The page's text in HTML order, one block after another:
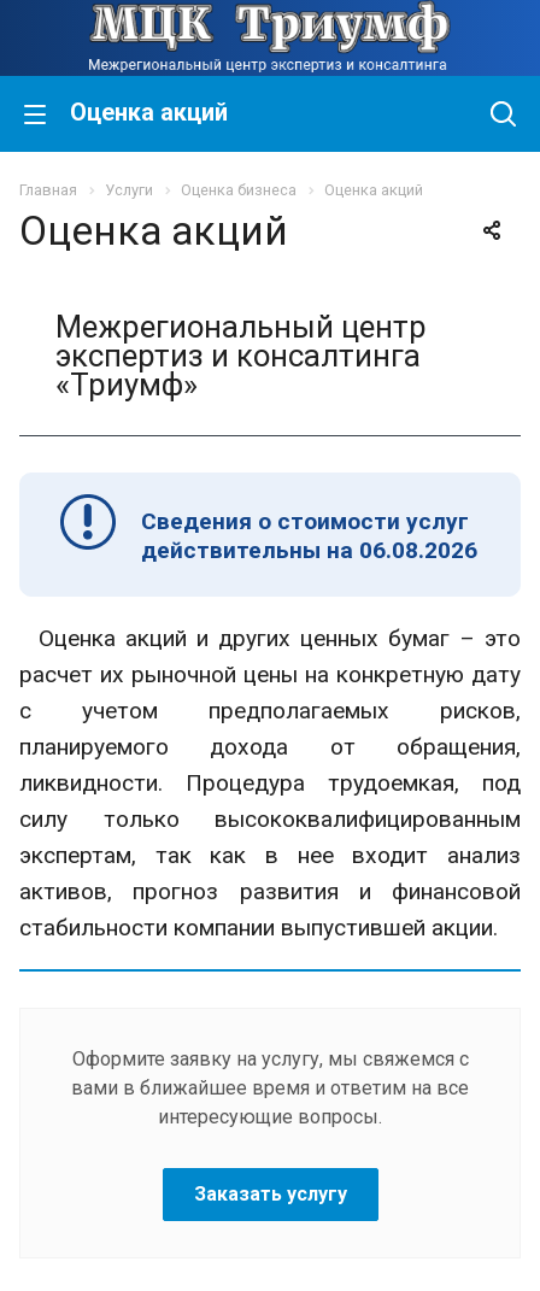
Оценка акций
Главная Услуги Оценка бизнеса Оценка акций
Оценка акций
Межрегиональный центр
экспертиз и консалтинга
«Триумф»
Сведения о стоимости услуг
действительны на 06.08.2026
Оценка акций и других ценных бумаг – это
расчет их рыночной цены на конкретную дату
с учетом предполагаемых рисков,
планируемого дохода от обращения,
ликвидности. Процедура трудоемкая, под
силу только высококвалифицированным
экспертам, так как в нее входит анализ
активов, прогноз развития и финансовой
стабильности компании выпустившей акции.
Оформите заявку на услугу, мы свяжемся с
вами в ближайшее время и ответим на все
интересующие вопросы.
Заказать услугу